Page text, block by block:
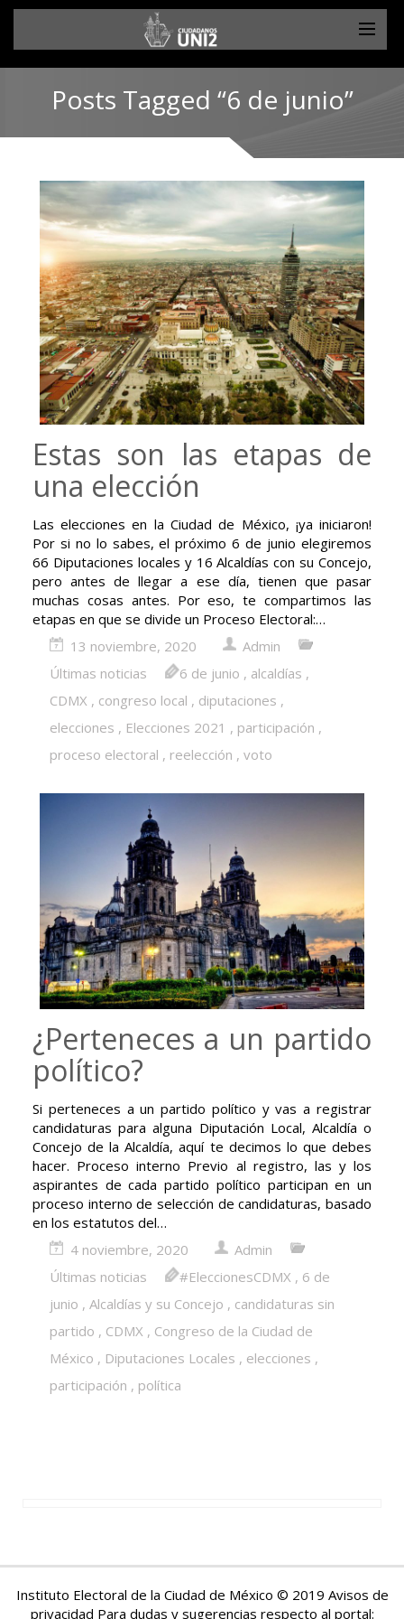
Posts Tagged “6 de junio”
Estas son las etapas de
una elección
Las elecciones en la Ciudad de México, ¡ya iniciaron!
Por si no lo sabes, el próximo 6 de junio elegiremos
66 Diputaciones locales y 16 Alcaldías con su Concejo,
pero antes de llegar a ese día, tienen que pasar
muchas cosas antes. Por eso, te compartimos las
etapas en que se divide un Proceso Electoral:…
13 noviembre, 2020
Admin
Últimas noticias
6 de junio , alcaldías ,
CDMX , congreso local , diputaciones ,
elecciones , Elecciones 2021 , participación ,
proceso electoral , reelección , voto
¿Perteneces a un partido
político?
Si perteneces a un partido político y vas a registrar
candidaturas para alguna Diputación Local, Alcaldía o
Concejo de la Alcaldía, aquí te decimos lo que debes
hacer. Proceso interno Previo al registro, las y los
aspirantes de cada partido político participan en un
proceso interno de selección de candidaturas, basado
en los estatutos del…
4 noviembre, 2020
Admin
Últimas noticias
#EleccionesCDMX , 6 de
junio , Alcaldías y su Concejo , candidaturas sin
partido , CDMX , Congreso de la Ciudad de
México , Diputaciones Locales , elecciones ,
participación , política
Instituto Electoral de la Ciudad de México © 2019 Avisos de
privacidad Para dudas y sugerencias respecto al portal: